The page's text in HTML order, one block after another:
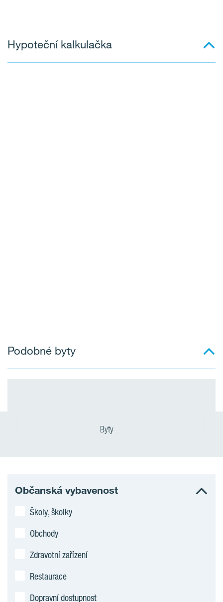
Hypoteční kalkulačka
Podobné byty
Byty
Občanská vybavenost
Školy, školky
Obchody
Zdravotní zařízení
Restaurace
Dopravní dostupnost